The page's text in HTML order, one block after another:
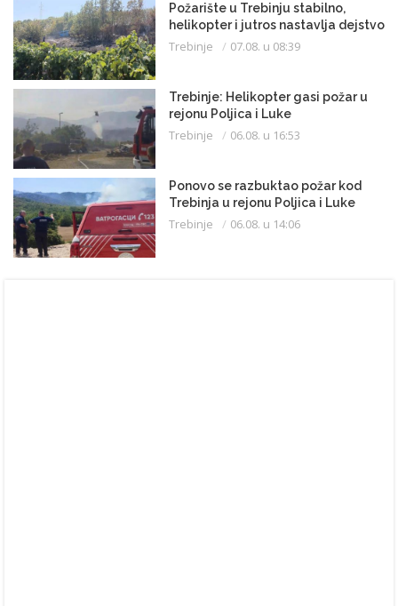
Požarište u Trebinju stabilno,
helikopter i jutros nastavlja dejstvo
Trebinje 07.08. u 08:39
Trebinje: Helikopter gasi požar u
rejonu Poljica i Luke
Trebinje 06.08. u 16:53
Ponovo se razbuktao požar kod
Trebinja u rejonu Poljica i Luke
Trebinje 06.08. u 14:06